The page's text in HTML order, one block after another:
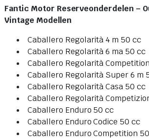
Fantic Motor Reserveonderdelen –
Vintage Modellen
Caballero Regolarità 4 m 50 cc
Caballero Regolarità 6 ma 50 cc
Caballero Regolarità
Caballero Regolarità Super 6 m
Caballero Regolarità Casa 50 cc
Caballero Regolarità
Caballero Enduro 50 cc
Caballero Enduro Codice 50 cc
Caballero Enduro Competition